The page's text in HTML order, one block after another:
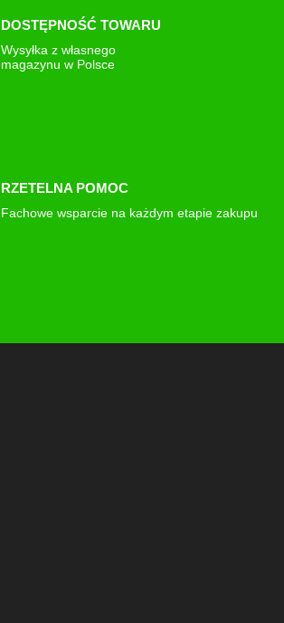
DOSTĘPNOŚĆ TOWARU
Wysyłka z własnego
magazynu w Polsce
RZETELNA POMOC
Fachowe wsparcie na każdym etapie zakupu